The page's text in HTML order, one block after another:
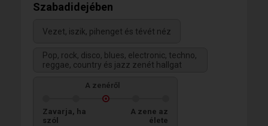
Szabadidejében
Vezet, iszik, pihenget és tévét néz
Pop, rock, disco, blues, electronic, techno,
reggae, country és jazz zenét hallgat
A zenéről
Zavarja, ha
szól
A zene az
élete